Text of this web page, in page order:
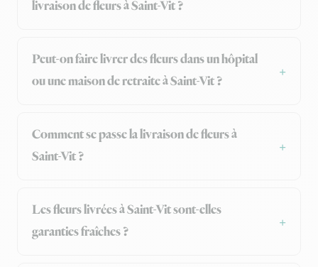
livraison de fleurs à Saint-Vit ?
Peut-on faire livrer des fleurs dans un hôpital
ou une maison de retraite à Saint-Vit ?
Comment se passe la livraison de fleurs à
Saint-Vit ?
Les fleurs livrées à Saint-Vit sont-elles
garanties fraîches ?